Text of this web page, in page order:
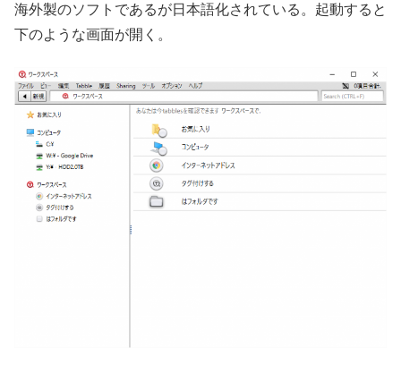
海外製のソフトであるが日本語化されている。起動すると
下のような画面が開く。